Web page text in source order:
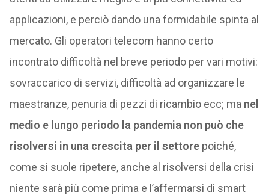
applicazioni, e perciò dando una formidabile spinta al
mercato. Gli operatori telecom hanno certo
incontrato difficoltà nel breve periodo per vari motivi:
sovraccarico di servizi, difficoltà ad organizzare le
maestranze, penuria di pezzi di ricambio ecc; ma nel
medio e lungo periodo la pandemia non può che
risolversi in una crescita per il settorepoiché,
come si suole ripetere, anche al risolversi della crisi
niente sarà più come prima e l’affermarsi di smart